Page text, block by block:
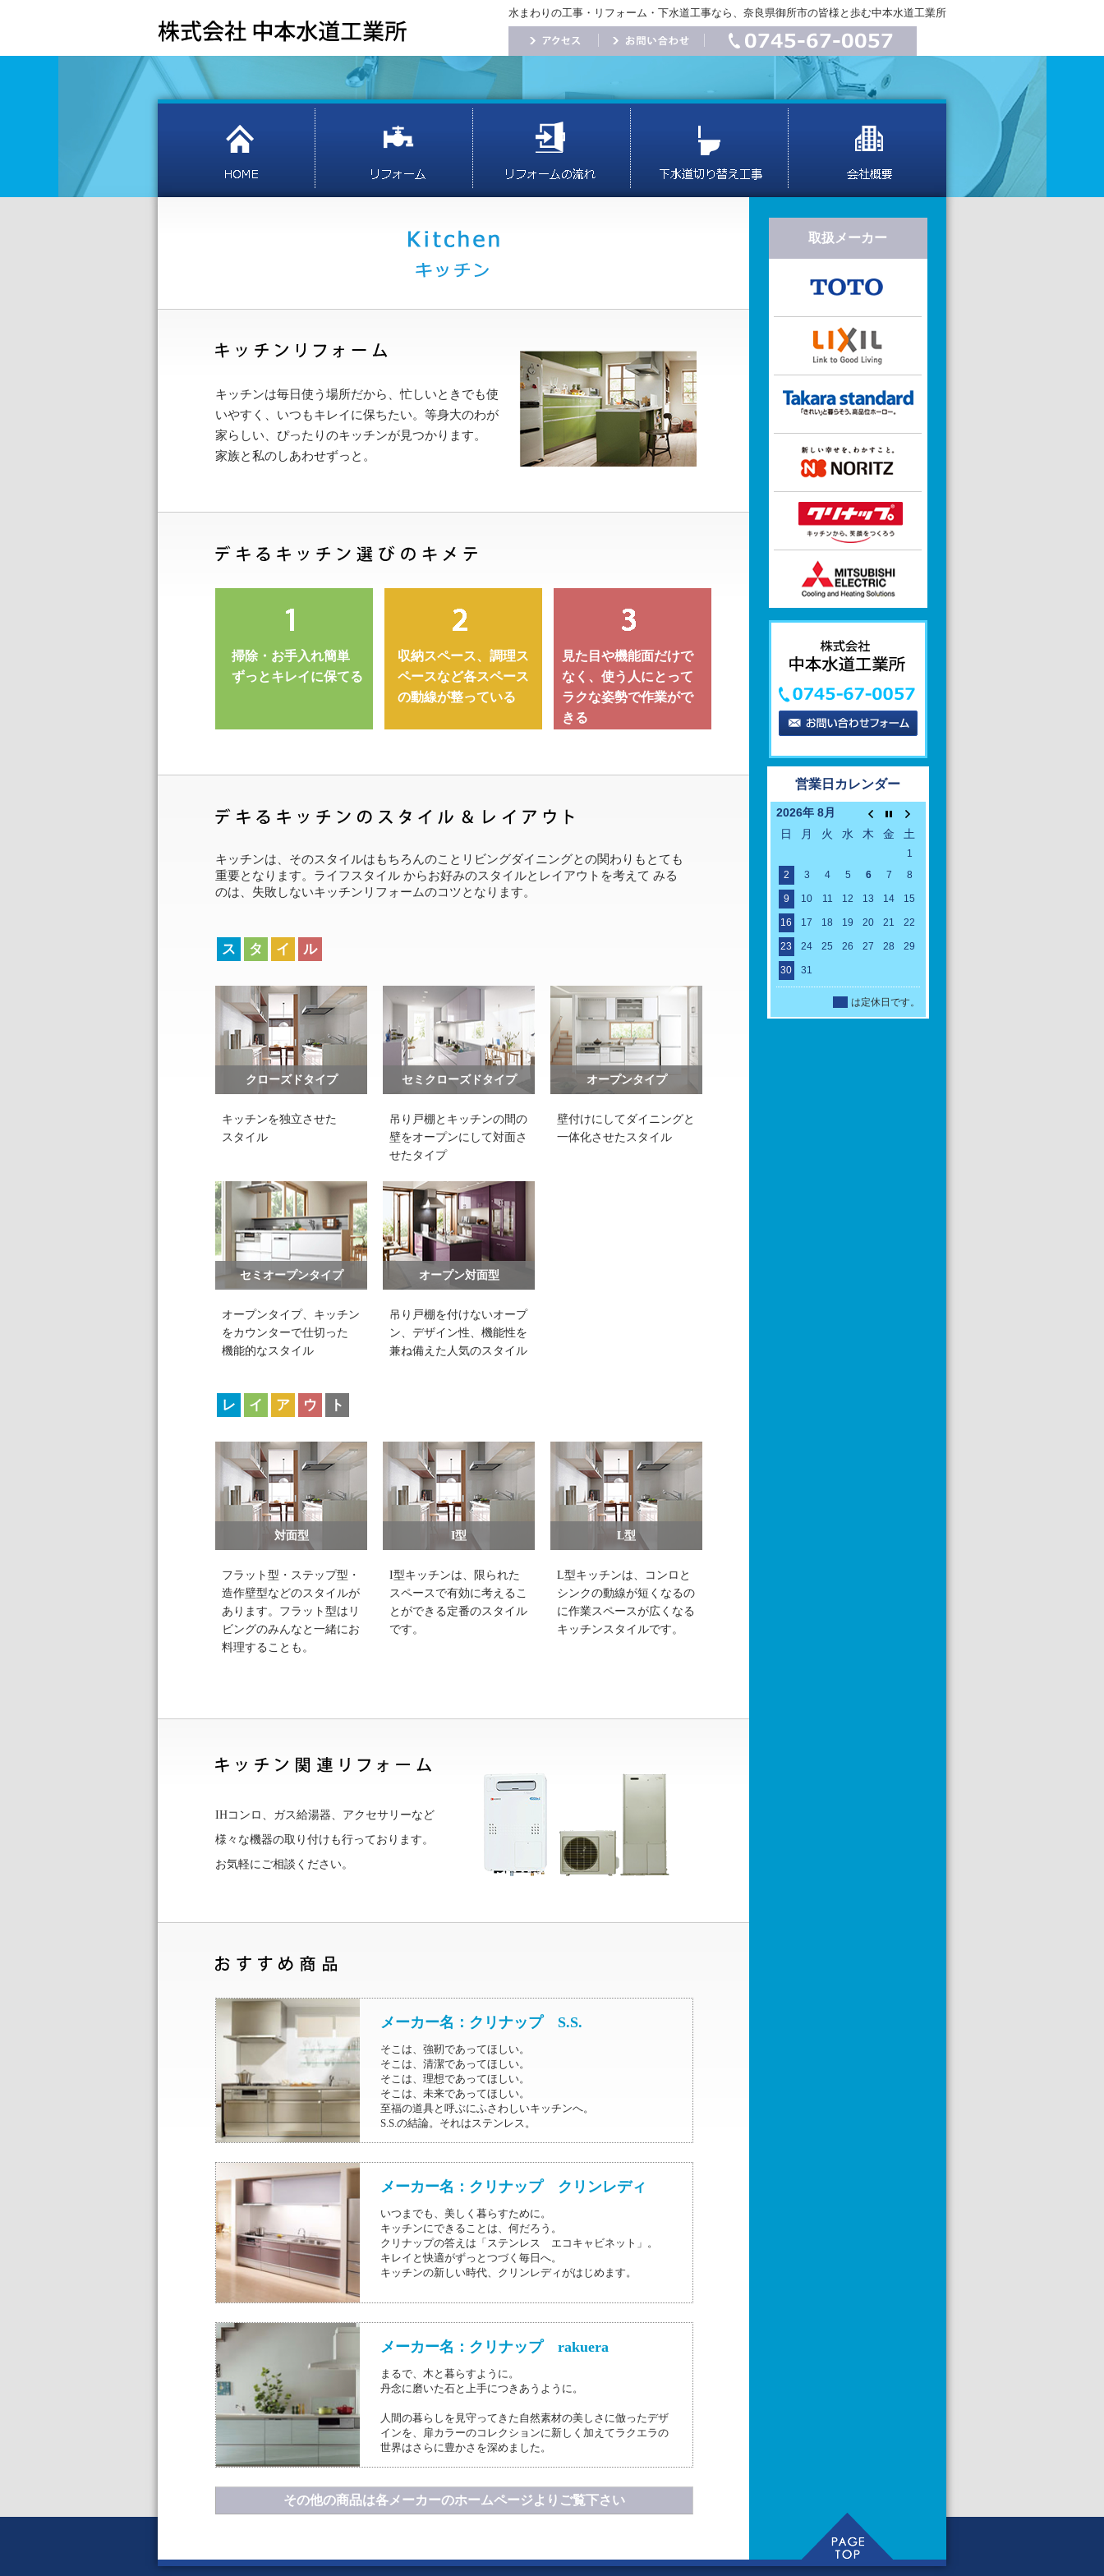
水まわりの工事・リフォーム・下水道工事なら、奈良県御所市の皆様と歩む中本水道工業所
キッチンは毎日使う場所だから、忙しいときでも使
いやすく、いつもキレイに保ちたい。等身大のわが
家らしい、ぴったりのキッチンが見つかります。
家族と私のしあわせずっと。
掃除・お手入れ簡単
ずっとキレイに保てる
収納スペース、調理ス
ペースなど各スペース
の動線が整っている
見た目や機能面だけで
なく、使う人にとって
ラクな姿勢で作業がで
きる
キッチンは、そのスタイルはもちろんのことリビングダイニングとの関わりもとても
重要となります。ライフスタイル からお好みのスタイルとレイアウトを考えて みる
のは、失敗しないキッチンリフォームのコツとなります。
ス タ イ ル
クローズドタイプ
キッチンを独立させた
スタイル
セミクローズドタイプ
吊り戸棚とキッチンの間の
壁をオープンにして対面さ
せたタイプ
オープンタイプ
壁付けにしてダイニングと
一体化させたスタイル
セミオープンタイプ
オープンタイプ、キッチン
をカウンターで仕切った
機能的なスタイル
オープン対面型
吊り戸棚を付けないオープ
ン、デザイン性、機能性を
兼ね備えた人気のスタイル
レ イ ア ウ ト
対面型
フラット型・ステップ型・
造作壁型などのスタイルが
あります。フラット型はリ
ビングのみんなと一緒にお
料理することも。
I型
I型キッチンは、限られた
スペースで有効に考えるこ
とができる定番のスタイル
です。
L型
L型キッチンは、コンロと
シンクの動線が短くなるの
に作業スペースが広くなる
キッチンスタイルです。
IHコンロ、ガス給湯器、アクセサリーなど
様々な機器の取り付けも行っております。
お気軽にご相談ください。
メーカー名：クリナップ S.S.
そこは、強靭であってほしい。
そこは、清潔であってほしい。
そこは、理想であってほしい。
そこは、未来であってほしい。
至福の道具と呼ぶにふさわしいキッチンへ。
S.S.の結論。それはステンレス。
メーカー名：クリナップ クリンレディ
いつまでも、美しく暮らすために。
キッチンにできることは、何だろう。
クリナップの答えは「ステンレス エコキャビネット」。
キレイと快適がずっとつづく毎日へ。
キッチンの新しい時代、クリンレディがはじめます。
メーカー名：クリナップ rakuera
まるで、木と暮らすように。
丹念に磨いた石と上手につきあうように。
人間の暮らしを見守ってきた自然素材の美しさに倣ったデザ
インを、扉カラーのコレクションに新しく加えてラクエラの
世界はさらに豊かさを深めました。
その他の商品は各メーカーのホームページよりご覧下さい
取扱メーカー
営業日カレンダー
2026年 8月
日
月 火 水 木 金 土
1
2
3 4 5 6 7 8
9 10 11 12 13 14 15
16 17 18 19 20 21 22
23 24 25 26 27 28 29
30 31
定休日